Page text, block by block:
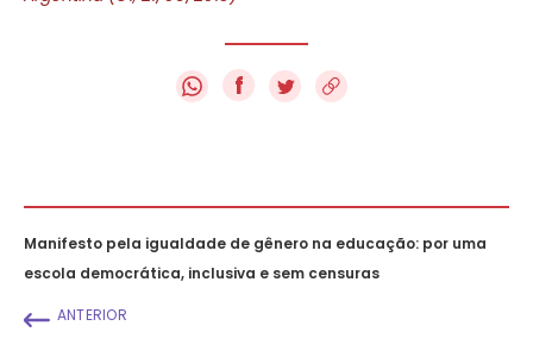
f
Manifesto pela igualdade de gênero na educação: por uma
escola democrática, inclusiva e sem censuras
ANTERIOR